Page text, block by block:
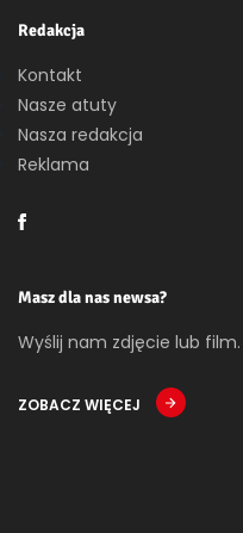
Redakcja
Kontakt
Nasze atuty
Nasza redakcja
Reklama
Masz dla nas newsa?
Wyślij nam zdjęcie lub film.
ZOBACZ WIĘCEJ